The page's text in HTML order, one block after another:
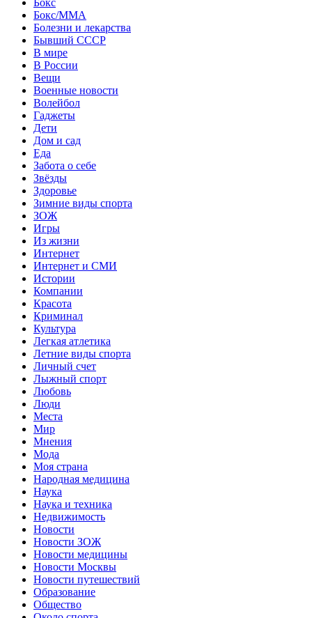
Бокс
Бокс/MMA
Болезни и лекарства
Бывший СССР
В мире
В России
Вещи
Военные новости
Волейбол
Гаджеты
Дети
Дом и сад
Еда
Забота о себе
Звёзды
Здоровье
Зимние виды спорта
ЗОЖ
Игры
Из жизни
Интернет
Интернет и СМИ
Истории
Компании
Красота
Криминал
Культура
Легкая атлетика
Летние виды спорта
Личный счет
Лыжный спорт
Любовь
Люди
Места
Мир
Мнения
Мода
Моя страна
Народная медицина
Наука
Наука и техника
Недвижимость
Новости
Новости ЗОЖ
Новости медицины
Новости Москвы
Новости путешествий
Образование
Общество